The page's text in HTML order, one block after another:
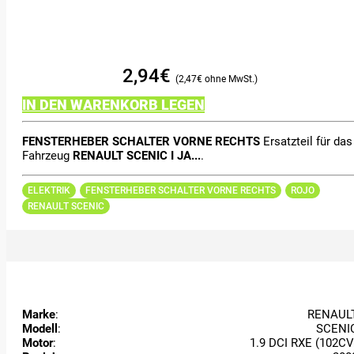
2,94€ 2,47€
IN DEN WARENKORB LEGEN
FENSTERHEBER SCHALTER VORNE RECHTS Ersatzteil für das
Fahrzeug RENAULT SCENIC I JA....
ELEKTRIK FENSTERHEBER SCHALTER VORNE RECHTS
ROJO
RENAULT SCENIC
Marke:
Modell :
Motor:
1.9 DCI RXE